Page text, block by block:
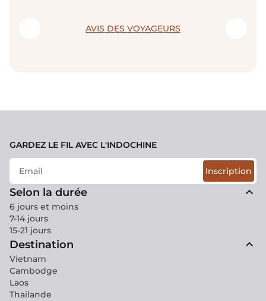
AVIS DES VOYAGEURS
Selon la durée
6 jours et moins
7-14 jours
15-21 jours
Destination
Vietnam
Cambodge
Laos
Thailande
GARDEZ LE FIL AVEC L'INDOCHINE
Inscription